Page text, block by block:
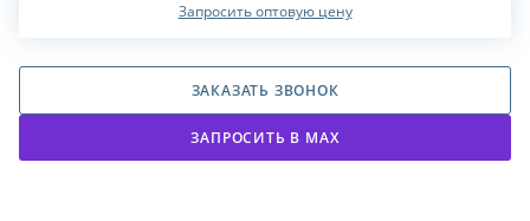
Запросить оптовую цену
ЗАКАЗАТЬ ЗВОНОК
ЗАПРОСИТЬ В МАХ